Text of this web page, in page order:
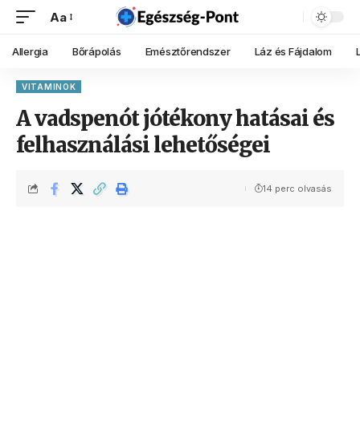
Aa
Allergia Bőrápolás Emésztőrendszer Láz és Fájdalom
VITAMINOK
A vadspenót jótékony hatásai és
felhasználási lehetőségei
14 perc olvasás